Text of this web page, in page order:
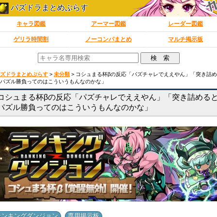
パズドラまとめぷらす
キャラ図鑑 アーマー図鑑 レーダー図鑑
ゲリラ時間割 ノーコンパまとめ マルチ掲示板
ドラまとめぷらす > 未分類 > コシュまる杯βの反応「パズチャレでええやん」「突き詰
ズル勝負ってのはこういうもんなのかな」
シュまる杯βの反応「パズチャレでええやん」「突き詰める
ズル勝負ってのはこういうもんなのかな」